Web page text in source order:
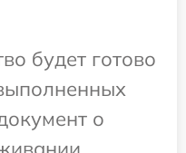
будет готово
о